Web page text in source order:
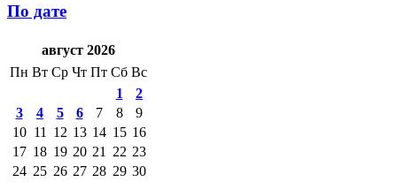
По дате
август 2026
Пн Вт Ср Чт Пт Сб Вс
1
2
3
4 5 6 7 8
9
10 11 12 13 14 15 16
17 18 19 20 21 22 23
24 25 26 27 28 29 30